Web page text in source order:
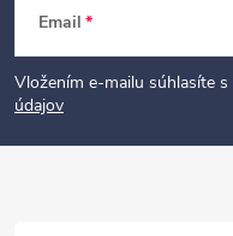
t
Email
Vložením e-mailu súhlasíte s
údajov